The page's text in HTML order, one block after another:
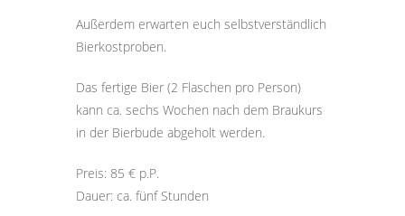
Außerdem erwarten euch selbstverständlich
Bierkostproben.
Das fertige Bier (2 Flaschen pro Person)
kann ca. sechs Wochen nach dem Braukurs
in der Bierbude abgeholt werden.
Preis: 85 € p.P.
Dauer: ca. fünf Stunden